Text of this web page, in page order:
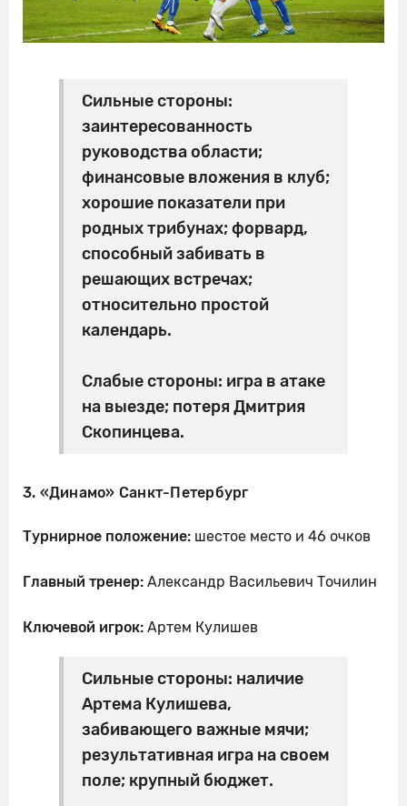
Сильные стороны:
заинтересованность
руководства области;
финансовые вложения в клуб;
хорошие показатели при
родных трибунах; форвард,
способный забивать в
решающих встречах;
относительно простой
календарь.
Слабые стороны: игра в атаке
на выезде; потеря Дмитрия
Скопинцева.
3. «Динамо» Санкт-Петербург
Турнирное положение: шестое место и 46 очков
Главный тренер: Александр Васильевич Точилин
Ключевой игрок: Артем Кулишев
Сильные стороны: наличие
Артема Кулишева,
забивающего важные мячи;
результативная игра на своем
поле; крупный бюджет.